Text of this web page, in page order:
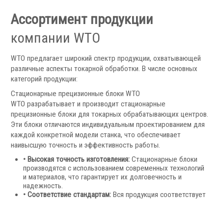
Патроны специального изготовления
Гидроцилиндры
Кулачки токарные
Аксессуары для токарных патронов
Инструментальная оснастка
Ассортимент продукции
компании WTO
WTO предлагает широкий спектр продукции, охватывающей
различные аспекты токарной обработки. В числе основных
категорий продукции:
Стационарные прецизионные блоки WTO
WTO разрабатывает и производит стационарные
прецизионные блоки для токарных обрабатывающих центров.
Эти блоки отличаются индивидуальным проектированием для
каждой конкретной модели станка, что обеспечивает
наивысшую точность и эффективность работы.
• Высокая точность изготовления: Стационарные блоки
производятся с использованием современных технологий
и материалов, что гарантирует их долговечность и
надежность.
• Соответствие стандартам: Вся продукция соответствует